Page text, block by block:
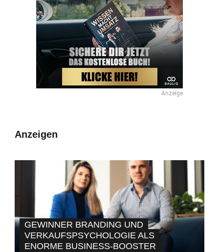
Anzeige
Anzeigen
GEWINNER BRANDING UND
VERKAUFSPSYCHOLOGIE ALS
ENORME BUSINESS-BOOSTER